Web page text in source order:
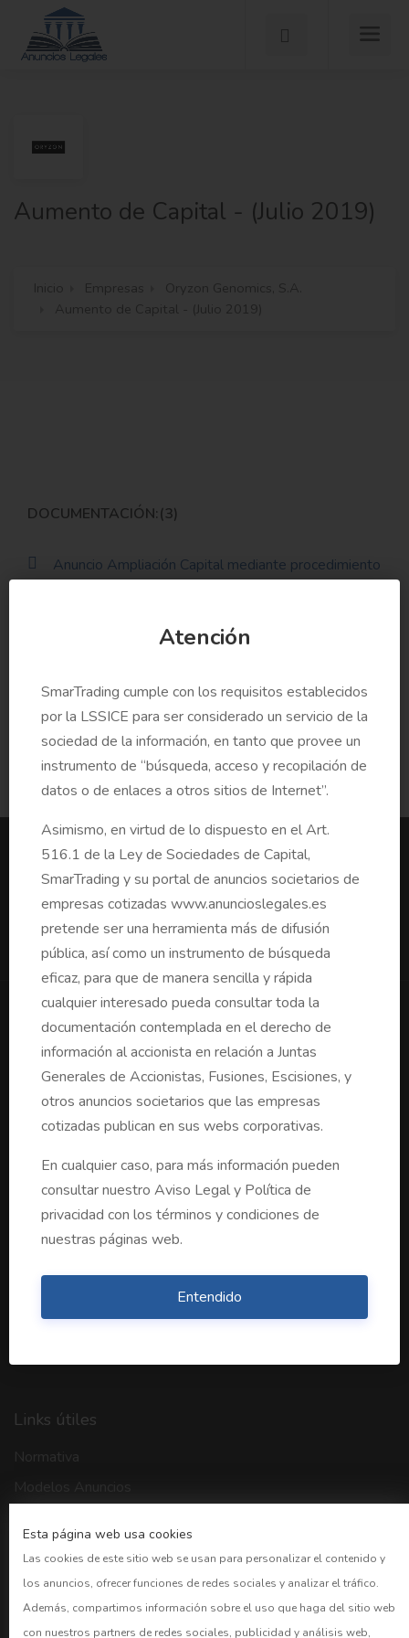
Atención
SmarTrading cumple con los requisitos establecidos
por la LSSICE para ser considerado un servicio de la
sociedad de la información, en tanto que provee un
instrumento de “búsqueda, acceso y recopilación de
datos o de enlaces a otros sitios de Internet”.
Asimismo, en virtud de lo dispuesto en el Art.
516.1 de la Ley de Sociedades de Capital,
SmarTrading y su portal de anuncios societarios de
empresas cotizadas www.anuncioslegales.es
pretende ser una herramienta más de difusión
pública, así como un instrumento de búsqueda
eficaz, para que de manera sencilla y rápida
cualquier interesado pueda consultar toda la
documentación contemplada en el derecho de
información al accionista en relación a Juntas
Generales de Accionistas, Fusiones, Escisiones, y
otros anuncios societarios que las empresas
cotizadas publican en sus webs corporativas.
En cualquier caso, para más información pueden
consultar nuestro Aviso Legal y Política de
privacidad con los términos y condiciones de
nuestras páginas web.
Entendido
Esta página web usa cookies
Las cookies de este sitio web se usan para personalizar el contenido y
los anuncios, ofrecer funciones de redes sociales y analizar el tráfico.
Además, compartimos información sobre el uso que haga del sitio web
con nuestros partners de redes sociales, publicidad y análisis web,
Aumento de Capital - (Julio 2019)
Inicio Empresas
Oryzon Genomics, S.A.
Aumento de Capital - (Julio 2019)
DOCUMENTACIÓN:(3)
Anuncio Ampliación Capital mediante procedimiento
Inscripción en Registro Mercantil
Quiénes Somos
PARA ACCIONISTAS
Buscador Anuncios Sociedades Cotizadas
Consultar publicaciones en BORME
PARA EMPRESAS
Publicación en Prensa
Creación Página Web
Links útiles
Modelos Anuncios
CNMV
Bolsa Madrid
BOE